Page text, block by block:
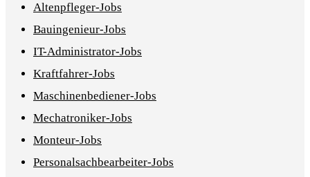
Altenpfleger-Jobs
Bauingenieur-Jobs
IT-Administrator-Jobs
Kraftfahrer-Jobs
Maschinenbediener-Jobs
Mechatroniker-Jobs
Monteur-Jobs
Personalsachbearbeiter-Jobs